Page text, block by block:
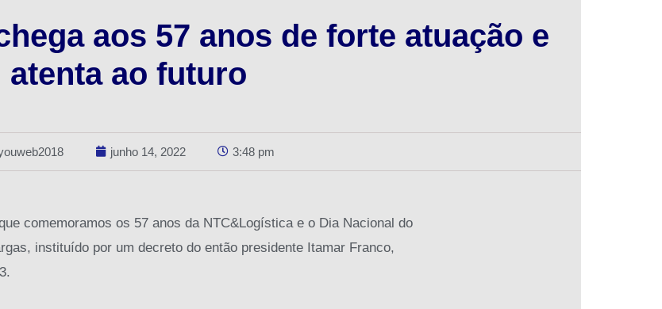
aos 57 anos de forte atuação e
atenta ao futuro
junho 14, 2022 3:48 pm
comemoramos os 57 anos da NTC&Logística e o Dia Nacional do
instituído por um decreto do então presidente Itamar Franco,